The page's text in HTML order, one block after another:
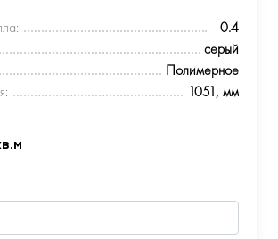
0.4
серый
Полимерное
1051, мм